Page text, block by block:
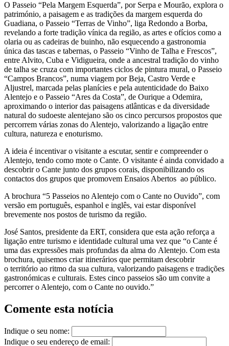
O Passeio “Pela Margem Esquerda”, por Serpa e Mourão, explora o
património, a paisagem e as tradições da margem esquerda do
Guadiana, o Passeio “Terras de Vinho”, liga Redondo a Borba,
revelando a forte tradição vínica da região, as artes e ofícios como a
olaria ou as cadeiras de buinho, não esquecendo a gastronomia
única das tascas e tabernas, o Passeio “Vinho de Talha e Frescos”,
entre Alvito, Cuba e Vidigueira, onde a ancestral tradição do vinho
de talha se cruza com importantes ciclos de pintura mural, o Passeio
“Campos Brancos”, numa viagem por Beja, Castro Verde e
Aljustrel, marcada pelas planícies e pela autenticidade do Baixo
Alentejo e o Passeio “Ares da Costa”, de Ourique a Odemira,
aproximando o interior das paisagens atlânticas e da diversidade
natural do sudoeste alentejano são os cinco percursos propostos que
percorrem várias zonas do Alentejo, valorizando a ligação entre
cultura, natureza e enoturismo.
A ideia é incentivar o visitante a escutar, sentir e compreender o
Alentejo, tendo como mote o Cante. O visitante é ainda convidado a
descobrir o Cante junto dos grupos corais, disponibilizando os
contactos dos grupos que promovem Ensaios Abertos ao público.
A brochura “5 Passeios no Alentejo com o Cante no Ouvido”, com
versão em português, espanhol e inglês, vai estar disponível
brevemente nos postos de turismo da região.
José Santos, presidente da ERT, considera que esta ação reforça a
ligação entre turismo e identidade cultural uma vez que “o Cante é
uma das expressões mais profundas da alma do Alentejo. Com esta
brochura, quisemos criar itinerários que permitam descobrir
o território ao ritmo da sua cultura, valorizando paisagens e tradições
gastronómicas e culturais. Estes cinco passeios são um convite a
percorrer o Alentejo, com o Cante no ouvido.”
Comente esta notícia
Indique o seu nome:
Indique o seu endereço de email: